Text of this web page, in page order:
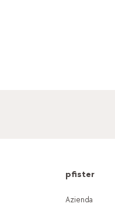
pfister
Azienda